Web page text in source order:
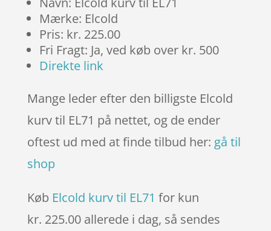
Mærke: Elcold
Pris: kr. 225.00
Fri Fragt: Ja, ved køb over kr. 500
Direkte link
Mange leder efter den billigste Elcold
kurv til EL71 på nettet, og de ender
oftest ud med at finde tilbud her: gå til
shop
Køb Elcold kurv til EL71 for kun
kr. 225.00 allerede i dag, så sendes